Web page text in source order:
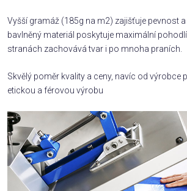
Vyšší gramáž (185g na m2) zajišťuje pevnost
bavlněný materiál poskytuje maximální
stranách zachovává tvar i po mnoha praních.
Skvělý poměr kvality a ceny, navíc od výrobce
etickou a férovou výrobu